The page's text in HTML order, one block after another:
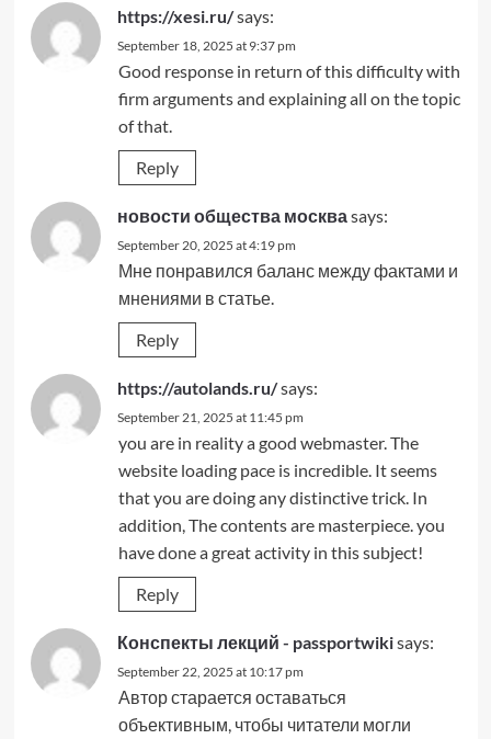
https://xesi.ru/says:
September 18, 2025 at 9:37 pm
Good response in return of this difficulty with
firm arguments and explaining all on the topic
of that.
Reply
новости общества москваsays:
September 20, 2025 at 4:19 pm
Мне понравился баланс между фактами и
мнениями в статье.
Reply
https://autolands.ru/says:
September 21, 2025 at 11:45 pm
you are in reality a good webmaster. The
website loading pace is incredible. It seems
that you are doing any distinctive trick. In
addition, The contents are masterpiece. you
have done a great activity in this subject!
Reply
Конспекты лекций - passportwikisays:
September 22, 2025 at 10:17 pm
Автор старается оставаться
объективным, чтобы читатели могли